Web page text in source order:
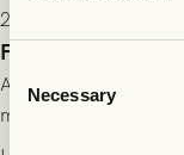
Selection
Necessary
2026-07-28 17:36
FC Nordsjælland
All information om
matchbiljett på plats
som står på